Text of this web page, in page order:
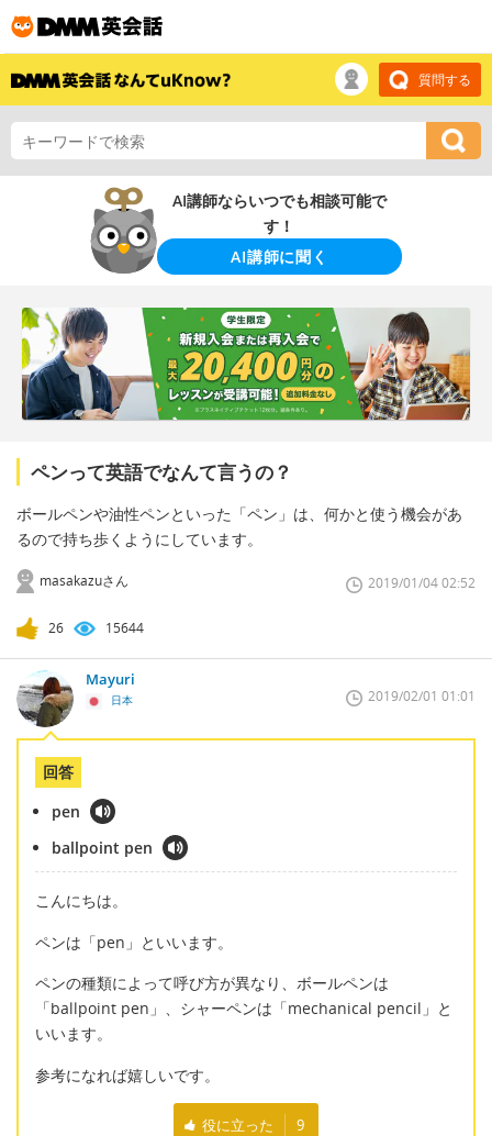
質問する
AI講師ならいつでも相談可能で
す！
AI講師に聞く
ペンって英語でなんて言うの？
ボールペンや油性ペンといった「ペン」は、何かと使う機会があ
るので持ち歩くようにしています。
masakazuさん 2019/01/04 02:52
26 15644
Mayuri
日本 2019/02/01 01:01
回答
pen
ballpoint pen
こんにちは。
ペンは「pen」といいます。
ペンの種類によって呼び方が異なり、ボールペンは
「ballpoint pen」、シャーペンは「mechanical pencil」と
いいます。
参考になれば嬉しいです。
役に立った 9